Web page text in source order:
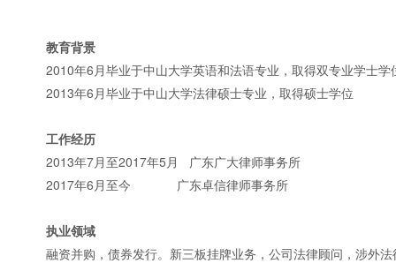
教育背景
2010年6月毕业于中山大学英语和法语专业，取得双专业学士学
2013年6月毕业于中山大学法律硕士专业，取得硕士学位
工作经历
2013年7月至2017年5月 广东广大律师事务所
2017年6月至今 广东卓信律师事务所
执业领域
融资并购，债券发行。新三板挂牌业务，公司法律顾问，涉外法